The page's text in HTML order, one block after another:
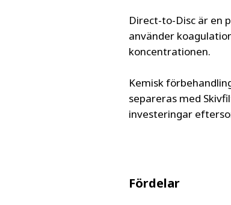
Direct-to-Disc är en
använder
koncentrationen.
Kemisk
separeras med
investeringar
Fördelar